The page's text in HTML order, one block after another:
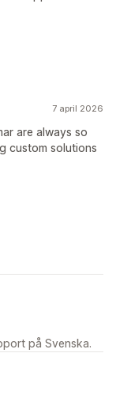
7 april 2026
are always so
custom solutions
på Svenska.